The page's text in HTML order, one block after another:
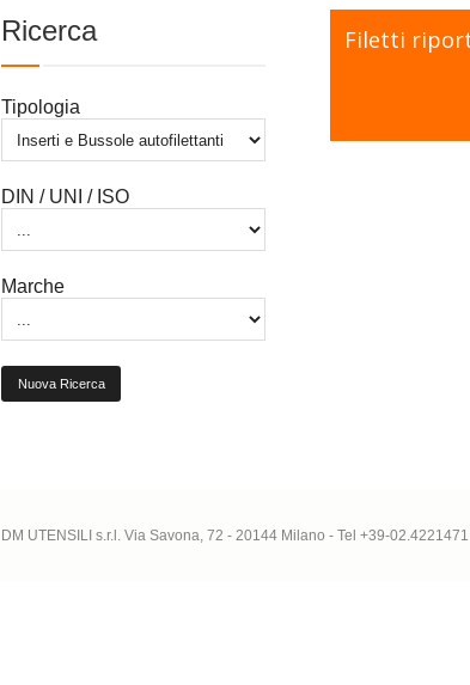
Filetti
Ricerca
Tipologia
DIN / UNI / ISO
Marche
Nuova Ricerca
DM UTENSILI s.r.l. Via Savona, 72 - 20144 Milano - Tel +39-